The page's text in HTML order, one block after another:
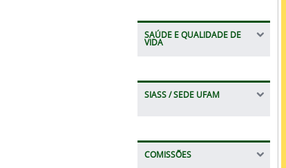
SAÚDE E QUALIDADE DE
VIDA
SIASS / SEDE UFAM
COMISSÕES